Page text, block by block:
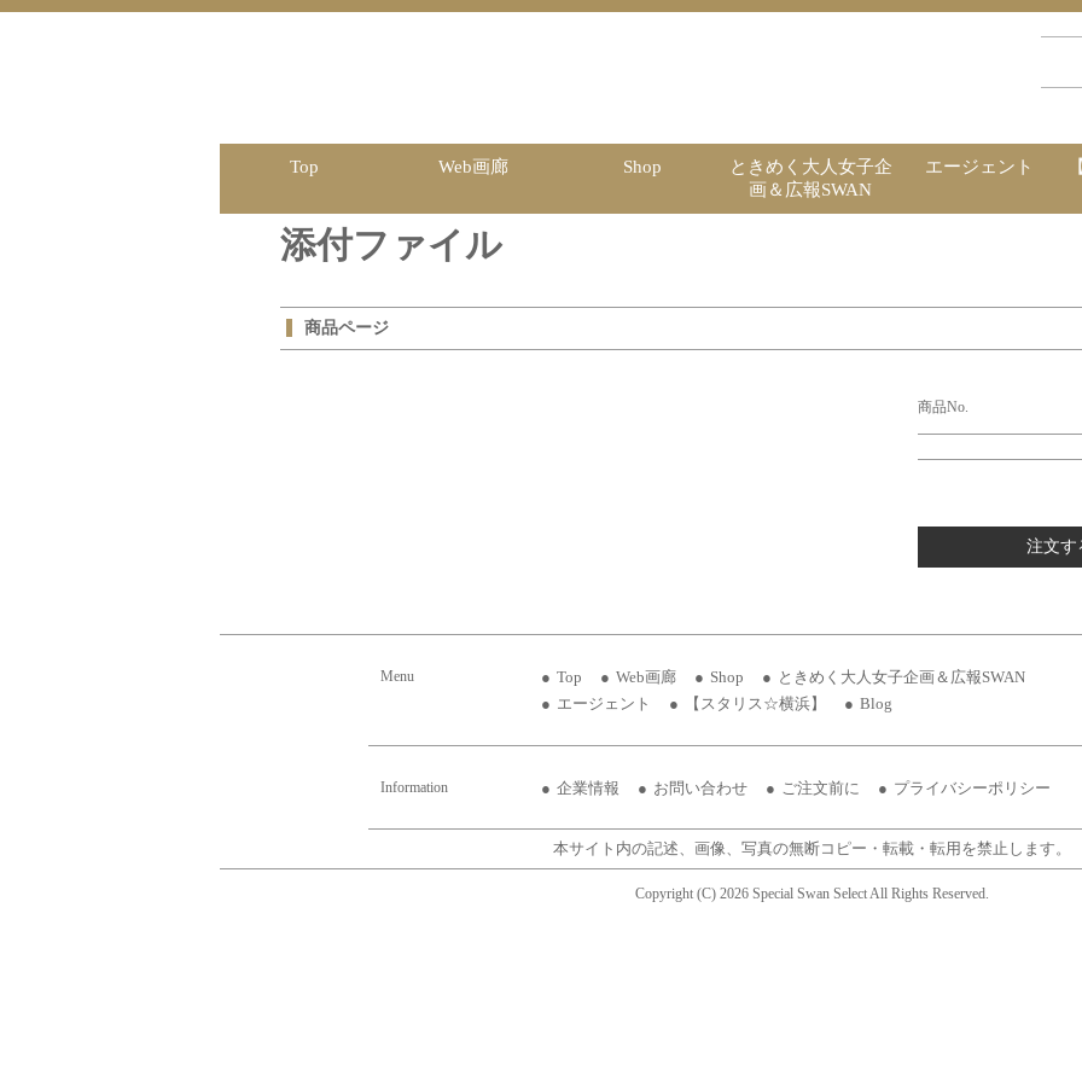
Top Web画廊 Shop
ときめく大人女子企
画＆広報SWAN
エージェント
添付ファイル
商品ページ
商品No.
注文す
Menu Top Web画廊 Shop
ときめく大人女子企画＆広報SWAN
エージェント
【スタリス☆横浜】 Blog
Information 企業情報 お問い合わせ ご注文前に プライバシーポリシー
本サイト内の記述、画像、写真の無断コピー・転載・転用を禁止します。
Copyright (C) 2026 Special Swan Select All Rights Reserved.